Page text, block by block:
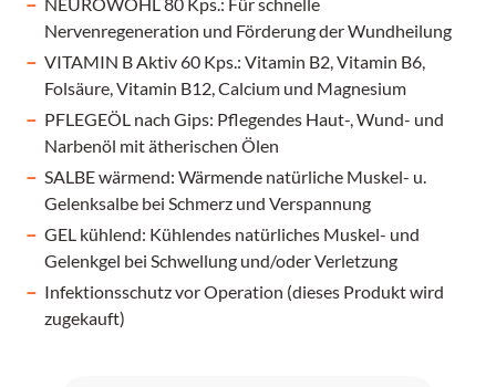
Nervenregeneration und Förderung der Wundheilung
VITAMIN B Aktiv 60 Kps.: Vitamin B2, Vitamin B6,
Folsäure, Vitamin B12, Calcium und Magnesium
PFLEGEÖL nach Gips: Pflegendes Haut-, Wund- und
Narbenöl mit ätherischen Ölen
SALBE wärmend: Wärmende natürliche Muskel- u.
Gelenksalbe bei Schmerz und Verspannung
GEL kühlend: Kühlendes natürliches Muskel- und
Gelenkgel bei Schwellung und/oder Verletzung
Infektionsschutz vor Operation (dieses Produkt wird
zugekauft)